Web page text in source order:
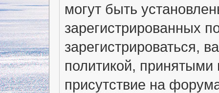
могут быть
зарегистрированных
зарегистрироваться,
политикой,
присутствие на